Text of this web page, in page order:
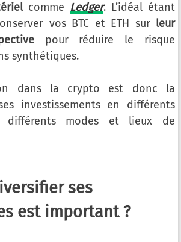
comme Ledger. L’idéal étant
vos BTC et ETH sur leur
pour réduire le risque
synthétiques.
dans la crypto est donc la
investissements en différents
modes et lieux de
ses
est important ?